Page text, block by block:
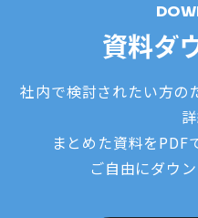
資料ダ
社内で検討されたい方の
まとめた資料をPDF
ご自由にダウ